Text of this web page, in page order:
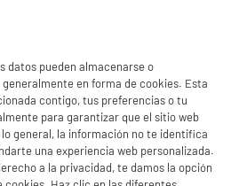
electrodomésticos se convertirá
extractora Hervidor
datos pueden almacenarse o
en forma de cookies. Esta
contigo, tus preferencias o tu
para garantizar que el sitio web
general, la información no te identifica
una experiencia web personalizada.
a la privacidad, te damos la opción